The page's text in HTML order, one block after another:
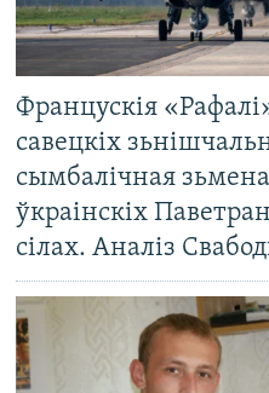
Францускія
савецкіх
сымбалічная
ўкраінскіх
сілах. Аналіз